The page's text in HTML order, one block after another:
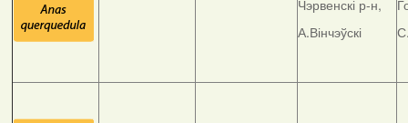
Чэрвенскі р-н,
А.Вінчэўскі